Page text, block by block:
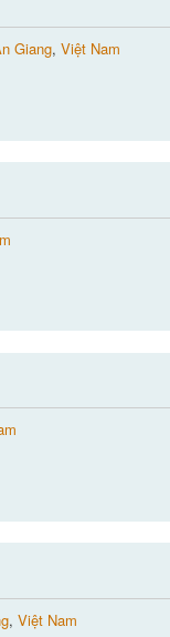
Giang,Việt Nam
,Việt Nam